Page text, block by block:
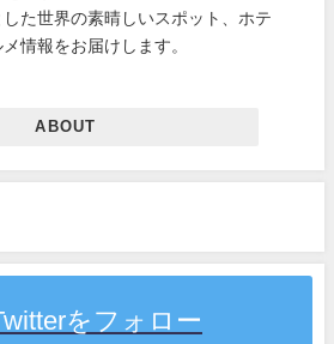
た世界の素晴しいスポット、ホテ
情報をお届けします。
ABOUT
をフォロー